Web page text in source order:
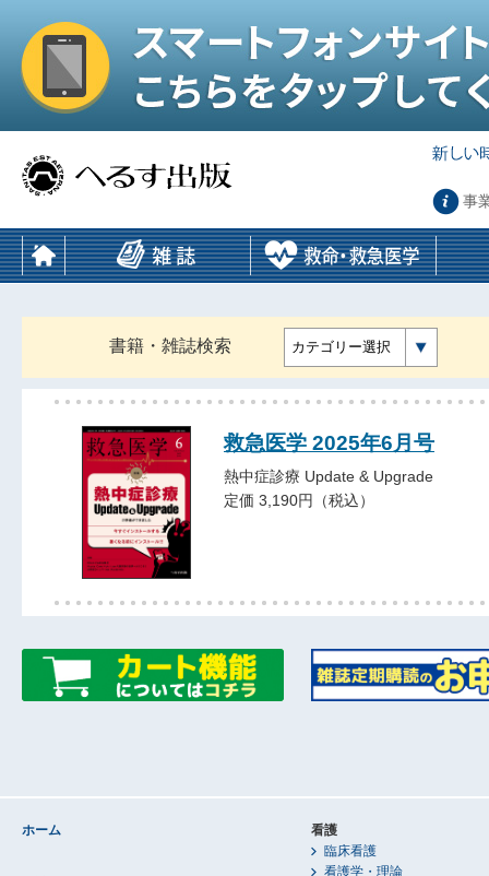
事
書籍・雑誌検索 カテゴリー選択
救急医学 2025年6月号
熱中症診療 Update & Upgrade
定価 3,190円（税込）
ホーム
看護
臨床看護
看護学・理論